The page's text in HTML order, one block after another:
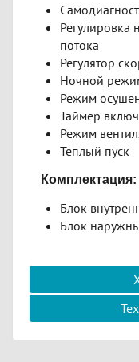
Регулировка
потока
Регулятор
Ночной
Режим
Таймер
Режим
Теплый пуск
Комплектация:
Блок
Блок